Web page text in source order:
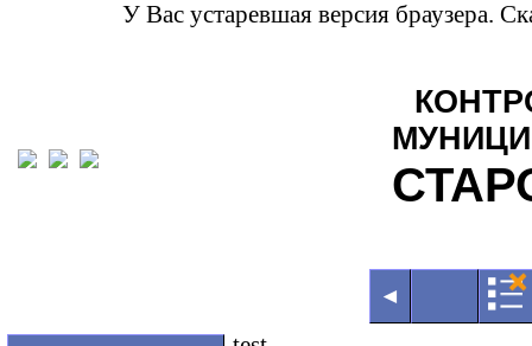
У Вас устаревшая версия браузера.
◄